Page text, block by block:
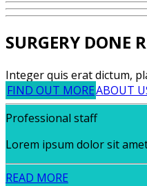
SURGERY DONE
Integer quis erat dictum,
FIND OUT MOREABOUT
Professional staff
Lorem ipsum dolor sit
READ MORE